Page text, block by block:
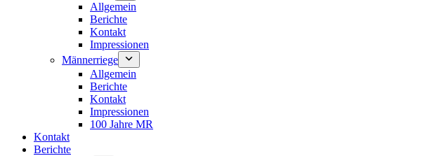
Allgemein
Berichte
Kontakt
Impressionen
Männerriege
Allgemein
Berichte
Kontakt
Impressionen
100 Jahre MR
Kontakt
Berichte